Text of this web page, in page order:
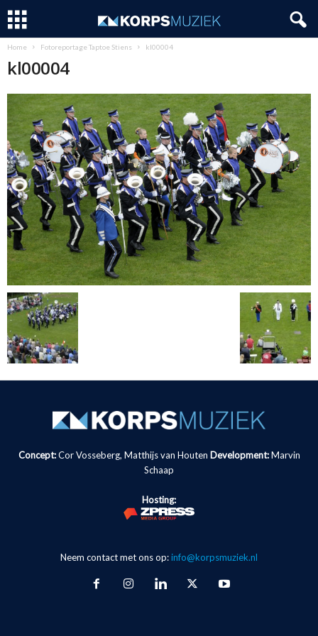
Home Fotoreportage Taptoe Stiens kl00004
kl00004
Concept:Cor Vosseberg, Matthijs van Houten Development: Marvin
Schaap
Hosting:
Neem contact met ons op:info@korpsmuziek.nl